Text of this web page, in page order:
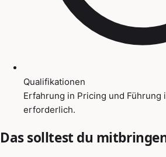
Qualifikationen
Erfahrung in Pricing und Führung
erforderlich.
Das solltest du